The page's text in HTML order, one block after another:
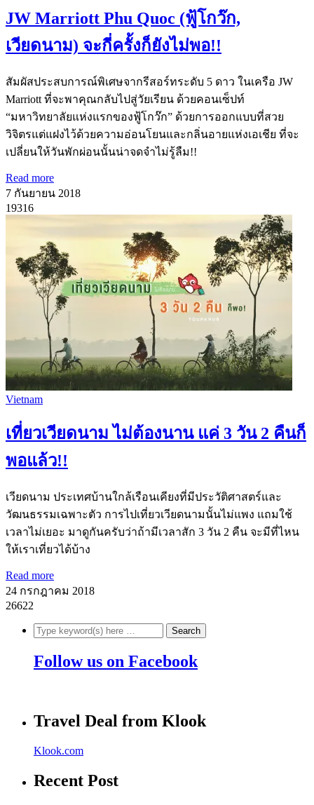
JW Marriott Phu Quoc (ฟู้โกว๊ก,
เวียดนาม) จะกี่ครั้งก็ยังไม่พอ!!
สัมผัสประสบการณ์พิเศษจากรีสอร์ทระดับ 5 ดาว ในเครือ JW
Marriott ที่จะพาคุณกลับไปสู่วัยเรียน ด้วยคอนเซ็ปท์
“มหาวิทยาลัยแห่งแรกของฟู้โกว๊ก” ด้วยการออกแบบที่สวย
วิจิตรแต่แฝงไว้ด้วยความอ่อนโยนและกลิ่นอายแห่งเอเชีย ที่จะ
เปลี่ยนให้วันพักผ่อนนั้นน่าจดจำไม่รู้ลืม!!
Read more
7 กันยายน 2018
19316
Vietnam
เที่ยวเวียดนาม ไม่ต้องนาน แค่ 3 วัน 2 คืนก็
พอแล้ว!!
เวียดนาม ประเทศบ้านใกล้เรือนเคียงที่มีประวัติศาสตร์และ
วัฒนธรรมเฉพาะตัว การไปเที่ยวเวียดนามนั้นไม่แพง แถมใช้
เวลาไม่เยอะ มาดูกันครับว่าถ้ามีเวลาสัก 3 วัน 2 คืน จะมีที่ไหน
ให้เราเที่ยวได้บ้าง
Read more
24 กรกฎาคม 2018
26622
Follow us on Facebook
Travel Deal from Klook
Klook.com
Recent Post